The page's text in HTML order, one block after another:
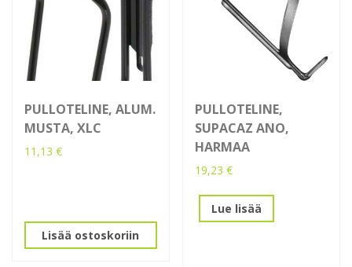
PULLOTELINE, ALUM.
MUSTA, XLC
11,13 €
Lisää ostoskoriin
PULLOTELINE,
SUPACAZ ANO,
HARMAA
19,23€
Lue lisää